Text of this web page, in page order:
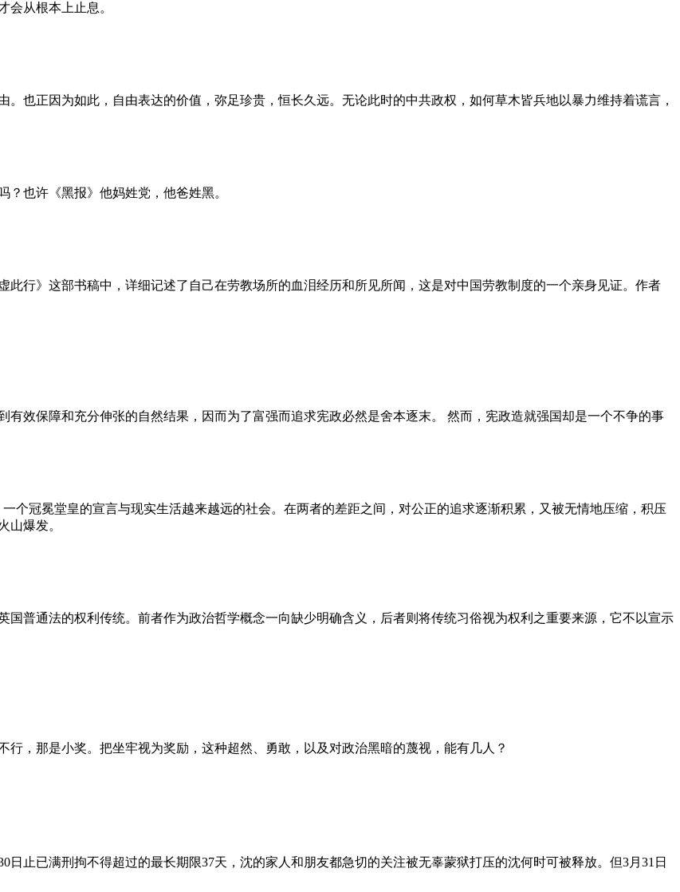
从根本上止息。
也正因为如此，自由表达的价值，弥足珍贵，恒长久远。无论此时的中共政权，如何草木皆兵地以暴力维持着谎言，
？也许《黑报》他妈姓党，他爸姓黑。
此行》这部书稿中，详细记述了自己在劳教场所的血泪经历和所见所闻，这是对中国劳教制度的一个亲身见证。作者
效保障和充分伸张的自然结果，因而为了富强而追求宪政必然是舍本逐末。 然而，宪政造就强国却是一个不争的事
个冠冕堂皇的宣言与现实生活越来越远的社会。在两者的差距之间，对公正的追求逐渐积累，又被无情地压缩，积压
山爆发。
国普通法的权利传统。前者作为政治哲学概念一向缺少明确含义，后者则将传统习俗视为权利之重要来源，它不以宣示
，那是小奖。把坐牢视为奖励，这种超然、勇敢，以及对政治黑暗的蔑视，能有几人？
日止已满刑拘不得超过的最长期限37天，沈的家人和朋友都急切的关注被无辜蒙狱打压的沈何时可被释放。但3月31日